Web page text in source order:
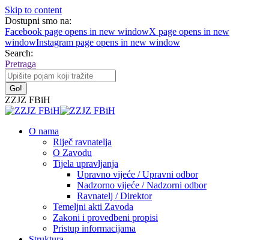
Skip to content
Dostupni smo na:
Facebook page opens in new windowX page opens in new
windowInstagram page opens in new window
Search:
Pretraga
ZZJZ FBiH
O nama
Riječ ravnatelja
O Zavodu
Tijela upravljanja
Upravno vijeće / Upravni odbor
Nadzorno vijeće / Nadzorni odbor
Ravnatelj / Direktor
Temeljni akti Zavoda
Zakoni i provedbeni propisi
Pristup informacijama